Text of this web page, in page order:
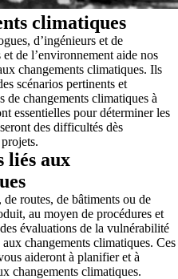
climatiques
d’ingénieurs et de
de l’environnement aide nos
changements climatiques. Ils
scénarios pertinents et
de changements climatiques à
essentielles pour déterminer les
des difficultés dès
liés aux
de routes, de bâtiments ou de
au moyen de procédures et
évaluations de la vulnérabilité
changements climatiques. Ces
aideront à planifier et à
changements climatiques.